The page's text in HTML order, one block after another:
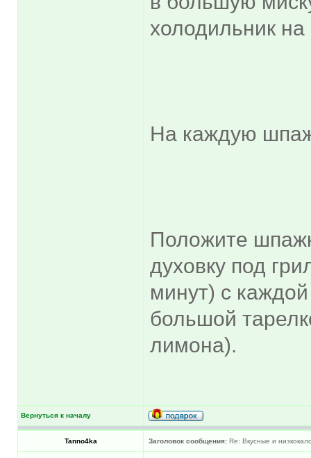
холодильник на
На каждую
Положите
духовку под
минут) с
большой
лимона).
Вернуться к началу
Tanno4ka Заголовок сообщения: Re: Вкусные и